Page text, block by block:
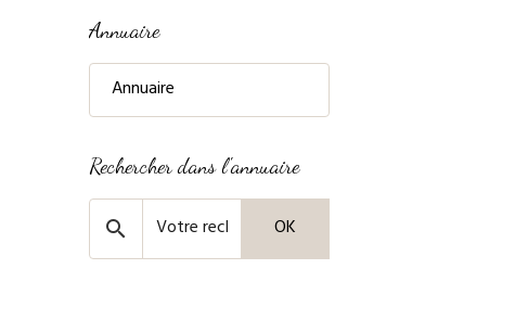
Annuaire
Annuaire
Rechercher dans l'annuaire
OK